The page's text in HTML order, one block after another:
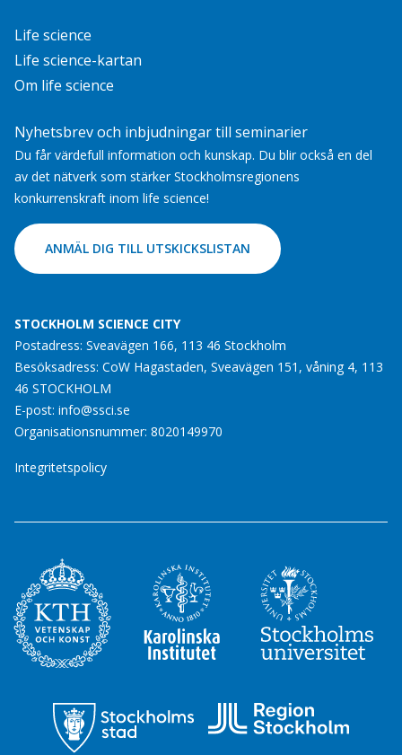
Life science
Life science-kartan
Om life science
Nyhetsbrev och inbjudningar till seminarier
Du får värdefull information och kunskap. Du blir också en del
av det nätverk som stärker Stockholmsregionens
konkurrenskraft inom life science!
ANMÄL DIG TILL UTSKICKSLISTAN
STOCKHOLM SCIENCE CITY
Postadress: Sveavägen 166, 113 46 Stockholm
Besöksadress: CoW Hagastaden, Sveavägen 151, våning 4, 113
46 STOCKHOLM
E-post: info@ssci.se
Organisationsnummer: 8020149970
Integritetspolicy